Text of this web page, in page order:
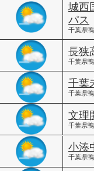
城西
パス
千葉県
長狭
千葉県
千葉
千葉県
文理
千葉県
小湊
千葉県